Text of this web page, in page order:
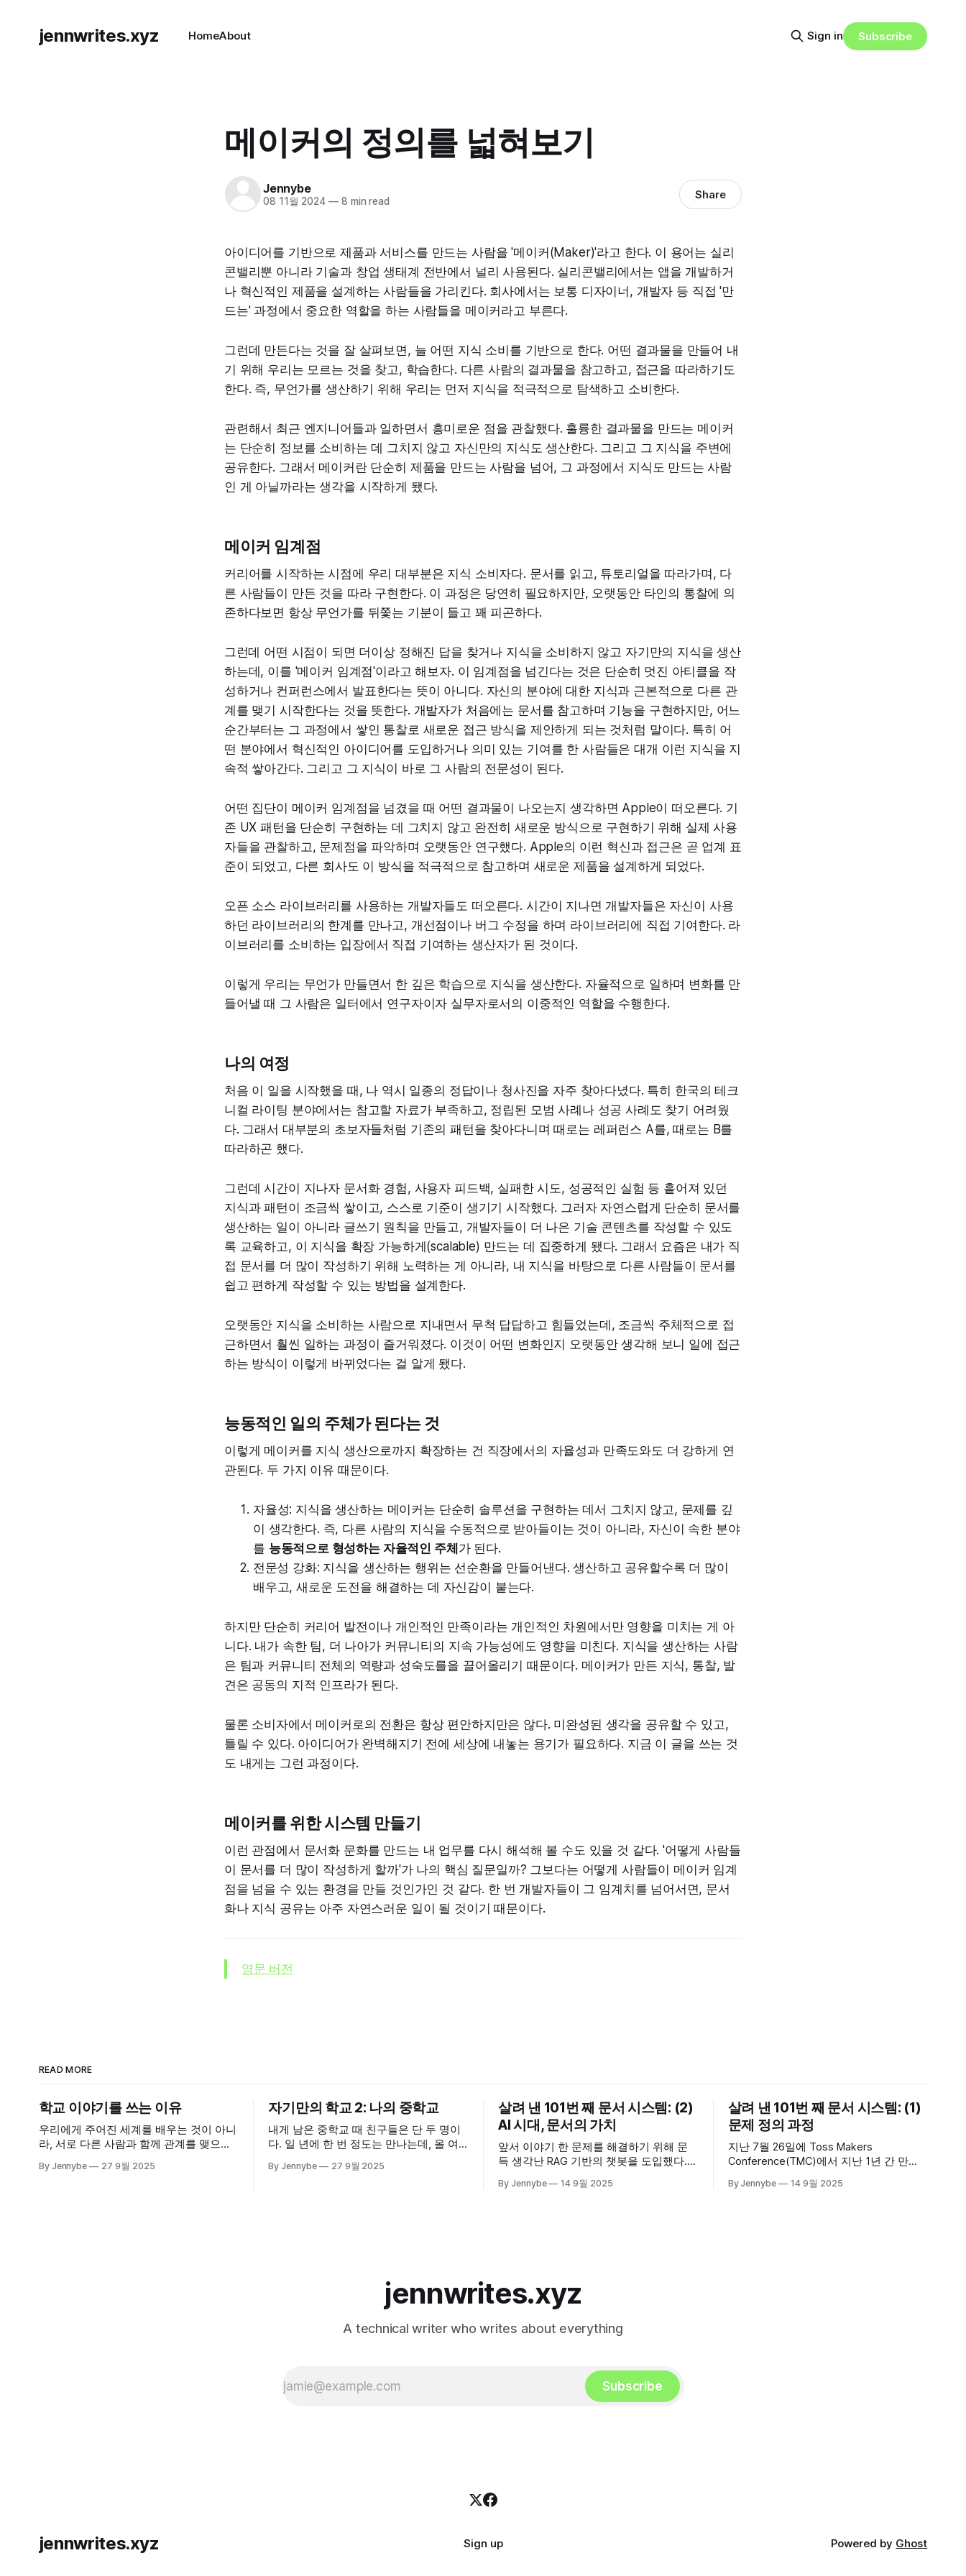
jennwrites.xyz HomeAbout Sign in Subscribe
메이커의 정의를 넓혀보기
Jennybe
08 11월 2024 —8 min read Share
아이디어를 기반으로 제품과 서비스를 만드는 사람을 '메이커(Maker)'라고 한다. 이 용어는 실리
콘밸리뿐 아니라 기술과 창업 생태계 전반에서 널리 사용된다. 실리콘밸리에서는 앱을 개발하거
나 혁신적인 제품을 설계하는 사람들을 가리킨다. 회사에서는 보통 디자이너, 개발자 등 직접 '만
드는' 과정에서 중요한 역할을 하는 사람들을 메이커라고 부른다.
그런데 만든다는 것을 잘 살펴보면, 늘 어떤 지식 소비를 기반으로 한다. 어떤 결과물을 만들어 내
기 위해 우리는 모르는 것을 찾고, 학습한다. 다른 사람의 결과물을 참고하고, 접근을 따라하기도
한다. 즉, 무언가를 생산하기 위해 우리는 먼저 지식을 적극적으로 탐색하고 소비한다.
관련해서 최근 엔지니어들과 일하면서 흥미로운 점을 관찰했다. 훌륭한 결과물을 만드는 메이커
는 단순히 정보를 소비하는 데 그치지 않고 자신만의 지식도 생산한다. 그리고 그 지식을 주변에
공유한다. 그래서 메이커란 단순히 제품을 만드는 사람을 넘어, 그 과정에서 지식도 만드는 사람
인 게 아닐까라는 생각을 시작하게 됐다.
메이커 임계점
커리어를 시작하는 시점에 우리 대부분은 지식 소비자다. 문서를 읽고, 튜토리얼을 따라가며, 다
른 사람들이 만든 것을 따라 구현한다. 이 과정은 당연히 필요하지만, 오랫동안 타인의 통찰에 의
존하다보면 항상 무언가를 뒤쫓는 기분이 들고 꽤 피곤하다.
그런데 어떤 시점이 되면 더이상 정해진 답을 찾거나 지식을 소비하지 않고 자기만의 지식을 생산
하는데, 이를 '메이커 임계점'이라고 해보자. 이 임계점을 넘긴다는 것은 단순히 멋진 아티클을 작
성하거나 컨퍼런스에서 발표한다는 뜻이 아니다. 자신의 분야에 대한 지식과 근본적으로 다른 관
계를 맺기 시작한다는 것을 뜻한다. 개발자가 처음에는 문서를 참고하며 기능을 구현하지만, 어느
순간부터는 그 과정에서 쌓인 통찰로 새로운 접근 방식을 제안하게 되는 것처럼 말이다. 특히 어
떤 분야에서 혁신적인 아이디어를 도입하거나 의미 있는 기여를 한 사람들은 대개 이런 지식을 지
속적 쌓아간다. 그리고 그 지식이 바로 그 사람의 전문성이 된다.
어떤 집단이 메이커 임계점을 넘겼을 때 어떤 결과물이 나오는지 생각하면 Apple이 떠오른다. 기
존 UX 패턴을 단순히 구현하는 데 그치지 않고 완전히 새로운 방식으로 구현하기 위해 실제 사용
자들을 관찰하고, 문제점을 파악하며 오랫동안 연구했다. Apple의 이런 혁신과 접근은 곧 업계 표
준이 되었고, 다른 회사도 이 방식을 적극적으로 참고하며 새로운 제품을 설계하게 되었다.
오픈 소스 라이브러리를 사용하는 개발자들도 떠오른다. 시간이 지나면 개발자들은 자신이 사용
하던 라이브러리의 한계를 만나고, 개선점이나 버그 수정을 하며 라이브러리에 직접 기여한다. 라
이브러리를 소비하는 입장에서 직접 기여하는 생산자가 된 것이다.
이렇게 우리는 무언가 만들면서 한 깊은 학습으로 지식을 생산한다. 자율적으로 일하며 변화를 만
들어낼 때 그 사람은 일터에서 연구자이자 실무자로서의 이중적인 역할을 수행한다.
나의 여정
처음 이 일을 시작했을 때, 나 역시 일종의 정답이나 청사진을 자주 찾아다녔다. 특히 한국의 테크
니컬 라이팅 분야에서는 참고할 자료가 부족하고, 정립된 모범 사례나 성공 사례도 찾기 어려웠
다. 그래서 대부분의 초보자들처럼 기존의 패턴을 찾아다니며 때로는 레퍼런스 A를, 때로는 B를
따라하곤 했다.
그런데 시간이 지나자 문서화 경험, 사용자 피드백, 실패한 시도, 성공적인 실험 등 흩어져 있던
지식과 패턴이 조금씩 쌓이고, 스스로 기준이 생기기 시작했다. 그러자 자연스럽게 단순히 문서를
생산하는 일이 아니라 글쓰기 원칙을 만들고, 개발자들이 더 나은 기술 콘텐츠를 작성할 수 있도
록 교육하고, 이 지식을 확장 가능하게(scalable) 만드는 데 집중하게 됐다. 그래서 요즘은 내가 직
접 문서를 더 많이 작성하기 위해 노력하는 게 아니라, 내 지식을 바탕으로 다른 사람들이 문서를
쉽고 편하게 작성할 수 있는 방법을 설계한다.
오랫동안 지식을 소비하는 사람으로 지내면서 무척 답답하고 힘들었는데, 조금씩 주체적으로 접
근하면서 훨씬 일하는 과정이 즐거워졌다. 이것이 어떤 변화인지 오랫동안 생각해 보니 일에 접근
하는 방식이 이렇게 바뀌었다는 걸 알게 됐다.
능동적인 일의 주체가 된다는 것
이렇게 메이커를 지식 생산으로까지 확장하는 건 직장에서의 자율성과 만족도와도 더 강하게 연
관된다. 두 가지 이유 때문이다.
자율성: 지식을 생산하는 메이커는 단순히 솔루션을 구현하는 데서 그치지 않고, 문제를 깊
이 생각한다. 즉, 다른 사람의 지식을 수동적으로 받아들이는 것이 아니라, 자신이 속한 분야
를 능동적으로 형성하는 자율적인 주체 가 된다.
전문성 강화: 지식을 생산하는 행위는 선순환을 만들어낸다. 생산하고 공유할수록 더 많이
배우고, 새로운 도전을 해결하는 데 자신감이 붙는다.
하지만 단순히 커리어 발전이나 개인적인 만족이라는 개인적인 차원에서만 영향을 미치는 게 아
니다. 내가 속한 팀, 더 나아가 커뮤니티의 지속 가능성에도 영향을 미친다. 지식을 생산하는 사람
은 팀과 커뮤니티 전체의 역량과 성숙도를을 끌어올리기 때문이다. 메이커가 만든 지식, 통찰, 발
견은 공동의 지적 인프라가 된다.
물론 소비자에서 메이커로의 전환은 항상 편안하지만은 않다. 미완성된 생각을 공유할 수 있고,
틀릴 수 있다. 아이디어가 완벽해지기 전에 세상에 내놓는 용기가 필요하다. 지금 이 글을 쓰는 것
도 내게는 그런 과정이다.
메이커를 위한 시스템 만들기
이런 관점에서 문서화 문화를 만드는 내 업무를 다시 해석해 볼 수도 있을 것 같다. '어떻게 사람들
이 문서를 더 많이 작성하게 할까'가 나의 핵심 질문일까? 그보다는 어떻게 사람들이 메이커 임계
점을 넘을 수 있는 환경을 만들 것인가인 것 같다. 한 번 개발자들이 그 임계치를 넘어서면, 문서
화나 지식 공유는 아주 자연스러운 일이 될 것이기 때문이다.
영문 버전
READ MORE
학교 이야기를 쓰는 이유
우리에게 주어진 세계를 배우는 것이 아니
라, 서로 다른 사람과 함께 관계를 맺으며
않은 가능성을 함께 그려보는 것
By Jennybe 27 9월 2025
자기만의 학교 2: 나의 중학교
내게 남은 중학교 때 친구들은 단 두 명이
다. 일 년에 한 번 정도는 만나는데, 올 여
튜브에 우리 학교가 나온 걸 아냐고 물었
By Jennybe 27 9월 2025
살려 낸 101번 째 문서 시스템: (2)
AI 시대, 문서의 가치
앞서 이야기 한 문제를 해결하기 위해 문
득 생각난 RAG 기반의 챗봇을 도입했다.
문서에 있는 내용을 물어보게 했다. 문서
By Jennybe 14 9월 2025
살려 낸 101번 째 문서 시스템: (1)
문제 정의 과정
지난 7월 26일에 Toss Makers
Conference(TMC)에서 지난 1년 간 만든
내에서 발표 등록 공지가 났을 때는 제안
By Jennybe 14 9월 2025
jennwrites.xyz
A technical writer who writes about everything
Subscribe
jennwrites.xyz Sign up Powered by Ghost